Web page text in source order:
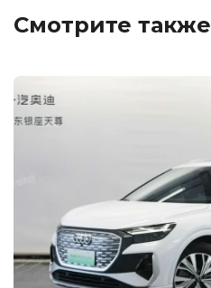
Смотрите также